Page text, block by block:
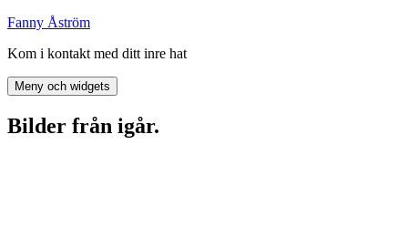
Hoppa
innehåll
Fanny Åström
Kom i kontakt med ditt inre hat
Meny och widgets
Bilder från igår.